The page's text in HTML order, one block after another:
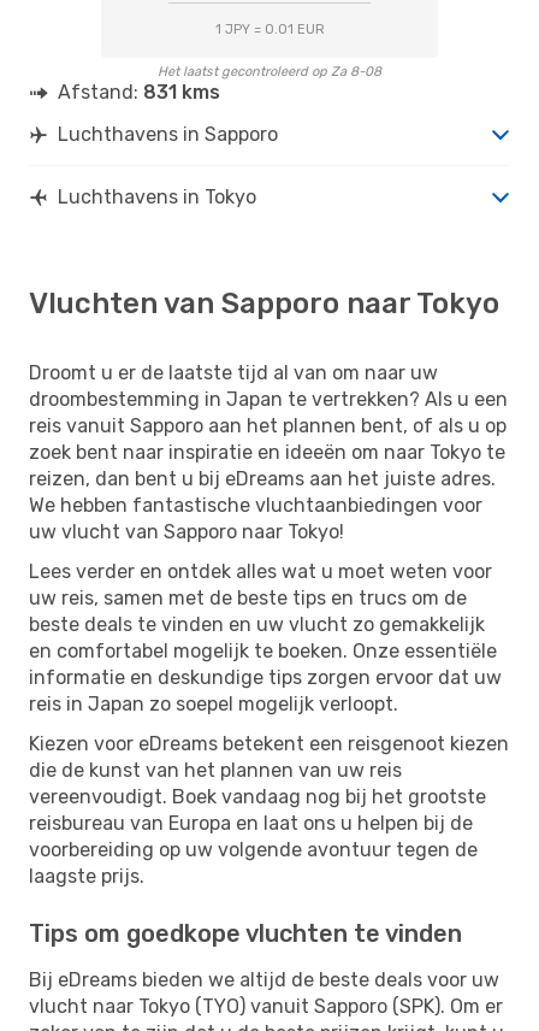
1 JPY = 0.01 EUR
Het laatst gecontroleerd op Za 8-08
Afstand: 831 kms
Luchthavens in Sapporo
Luchthavens in Tokyo
Vluchten van Sapporo naar Tokyo
Droomt u er de laatste tijd al van om naar uw
droombestemming in Japan te vertrekken? Als u een
reis vanuit Sapporo aan het plannen bent, of als u op
zoek bent naar inspiratie en ideeën om naar Tokyo te
reizen, dan bent u bij eDreams aan het juiste adres.
We hebben fantastische vluchtaanbiedingen voor
uw vlucht van Sapporo naar Tokyo!
Lees verder en ontdek alles wat u moet weten voor
uw reis, samen met de beste tips en trucs om de
beste deals te vinden en uw vlucht zo gemakkelijk
en comfortabel mogelijk te boeken. Onze essentiële
informatie en deskundige tips zorgen ervoor dat uw
reis in Japan zo soepel mogelijk verloopt.
Kiezen voor eDreams betekent een reisgenoot kiezen
die de kunst van het plannen van uw reis
vereenvoudigt. Boek vandaag nog bij het grootste
reisbureau van Europa en laat ons u helpen bij de
voorbereiding op uw volgende avontuur tegen de
laagste prijs.
Tips om goedkope vluchten te vinden
Bij eDreams bieden we altijd de beste deals voor uw
vlucht naar Tokyo (TYO) vanuit Sapporo (SPK). Om er